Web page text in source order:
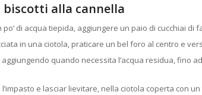
biscotti alla cannella
po’ di acqua tiepida, aggiungere un paio di cucchiai
in una ciotola, praticare un bel foro al centro e
quando necessita l’acqua residua, fino
e lasciar lievitare, nella ciotola coperta con